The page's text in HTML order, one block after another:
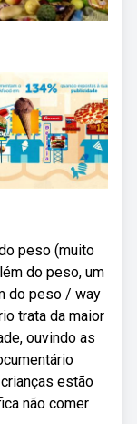
peso (muito
do peso, um
do peso / way
trata da maior
ouvindo as
estão
não comer